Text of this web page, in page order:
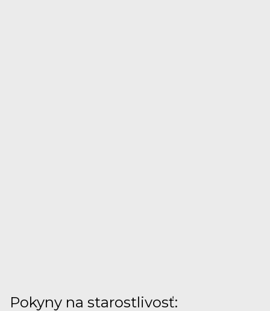
Pokyny na starostlivosť: